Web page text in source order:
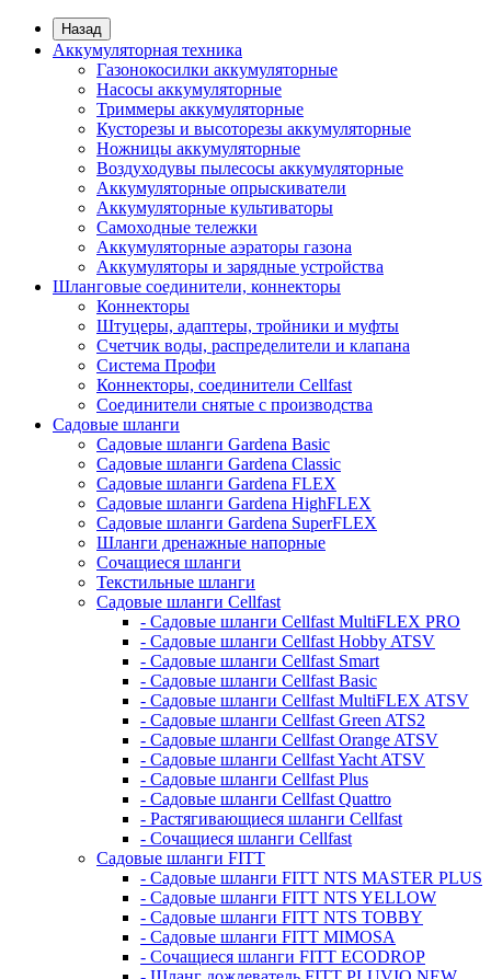
Назад
Аккумуляторная техника
Газонокосилки аккумуляторные
Насосы аккумуляторные
Триммеры аккумуляторные
Кусторезы и высоторезы аккумуляторные
Ножницы аккумуляторные
Воздуходувы пылесосы аккумуляторные
Аккумуляторные опрыскиватели
Аккумуляторные культиваторы
Самоходные тележки
Аккумуляторные аэраторы газона
Аккумуляторы и зарядные устройства
Шланговые соединители, коннекторы
Коннекторы
Штуцеры, адаптеры, тройники и муфты
Счетчик воды, распределители и клапана
Система Профи
Коннекторы, соединители Cellfast
Соединители снятые с производства
Садовые шланги
Садовые шланги Gardena Basic
Садовые шланги Gardena Classic
Садовые шланги Gardena FLEX
Садовые шланги Gardena HighFLEX
Садовые шланги Gardena SuperFLEX
Шланги дренажные напорные
Сочащиеся шланги
Текстильные шланги
Садовые шланги Cellfast
- Садовые шланги Cellfast MultiFLEX PRO
- Садовые шланги Cellfast Hobby ATSV
- Садовые шланги Cellfast Smart
- Садовые шланги Cellfast Basic
- Садовые шланги Cellfast MultiFLEX ATSV
- Садовые шланги Cellfast Green ATS2
- Садовые шланги Cellfast Orange ATSV
- Садовые шланги Cellfast Yacht ATSV
- Садовые шланги Cellfast Plus
- Садовые шланги Cellfast Quattro
- Растягивающиеся шланги Cellfast
- Сочащиеся шланги Cellfast
Садовые шланги FITT
- Садовые шланги FITT NTS MASTER PLUS
- Садовые шланги FITT NTS YELLOW
- Садовые шланги FITT NTS TOBBY
- Садовые шланги FITT MIMOSA
- Сочащиеся шланги FITT ECODROP